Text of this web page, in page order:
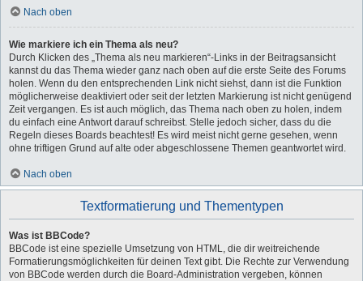
Nach oben
Wie markiere ich ein Thema als neu?
Durch Klicken des „Thema als neu markieren“-Links in der Beitragsansicht
kannst du das Thema wieder ganz nach oben auf die erste Seite des Forums
holen. Wenn du den entsprechenden Link nicht siehst, dann ist die Funktion
möglicherweise deaktiviert oder seit der letzten Markierung ist nicht genügend
Zeit vergangen. Es ist auch möglich, das Thema nach oben zu holen, indem
du einfach eine Antwort darauf schreibst. Stelle jedoch sicher, dass du die
Regeln dieses Boards beachtest! Es wird meist nicht gerne gesehen, wenn
ohne triftigen Grund auf alte oder abgeschlossene Themen geantwortet wird.
Nach oben
Textformatierung und Thementypen
Was ist BBCode?
BBCode ist eine spezielle Umsetzung von HTML, die dir weitreichende
Formatierungsmöglichkeiten für deinen Text gibt. Die Rechte zur Verwendung
von BBCode werden durch die Board-Administration vergeben, können